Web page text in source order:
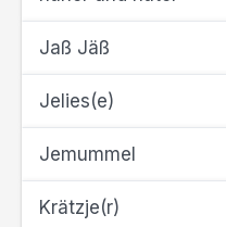
Jaß Jäß
Jelies(e)
Jemummel
Krätzje(r)